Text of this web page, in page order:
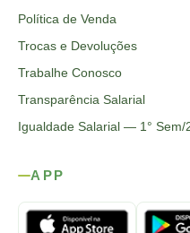
Política de Venda
Trocas e Devoluções
Trabalhe Conosco
Transparência Salarial
Igualdade Salarial — 1° Sem/
APP